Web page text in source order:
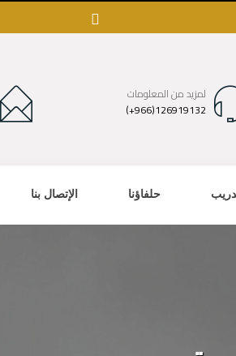
لمزيد من المعلومات
(+966)126919132
حلفاؤنا الإتصال بنا